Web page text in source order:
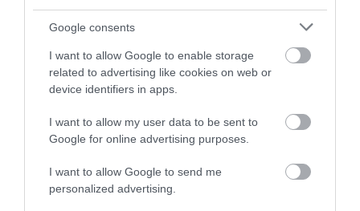
Google consents
I want to allow Google to enable storage
related to advertising like cookies on web or
device identifiers in apps.
I want to allow my user data to be sent to
Google for online advertising purposes.
I want to allow Google to send me
personalized advertising.
Értékelések
4.8 4